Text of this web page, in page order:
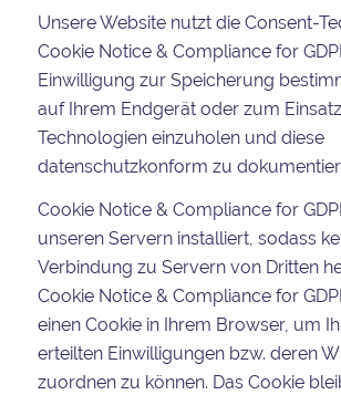
Unsere Website nutzt die Consent-
Cookie Notice & Compliance for
Einwilligung zur Speicherung
auf Ihrem Endgerät oder zum
Technologien einzuholen und diese
datenschutzkonform zu
Cookie Notice & Compliance for
unseren Servern installiert, sodass
Verbindung zu Servern von Dritten
Cookie Notice & Compliance for
einen Cookie in Ihrem Browser, um
erteilten Einwilligungen bzw. deren
zuordnen zu können. Das Cookie